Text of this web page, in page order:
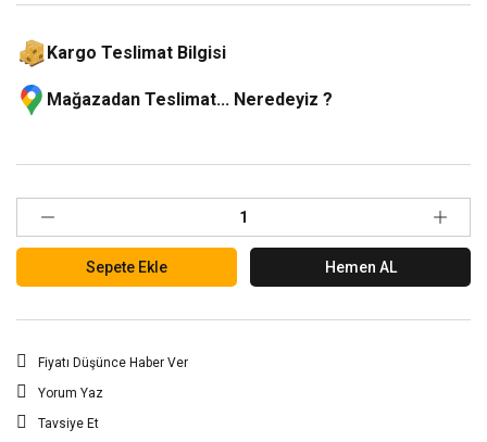
Kargo Teslimat Bilgisi
Mağazadan Teslimat... Neredeyiz ?
Sepete Ekle Hemen AL
Fiyatı Düşünce Haber Ver
Yorum Yaz
Tavsiye Et